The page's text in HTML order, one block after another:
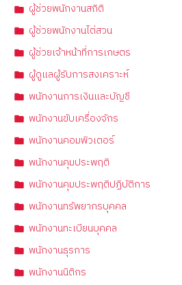
ผู้ช่วยพนักงานสถิติ
ผู้ช่วยพนักงานไต่สวน
ผู้ช่วยเจ้าหน้าที่การเกษตร
ผู้ดูแลผู้รับการสงเคราะห์
พนักงานการเงินและบัญชี
พนักงานขับเครื่องจักร
พนักงานคอมพิวเตอร์
พนักงานคุมประพฤติ
พนักงานคุมประพฤติปฏิบัติการ
พนักงานทรัพยากรบุคคล
พนักงานทะเบียนบุคคล
พนักงานธุรการ
พนักงานนิติกร